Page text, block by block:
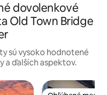
dovolenkové
Old Town Bridge
sú vysoko hodnotené
a ďalších aspektov.